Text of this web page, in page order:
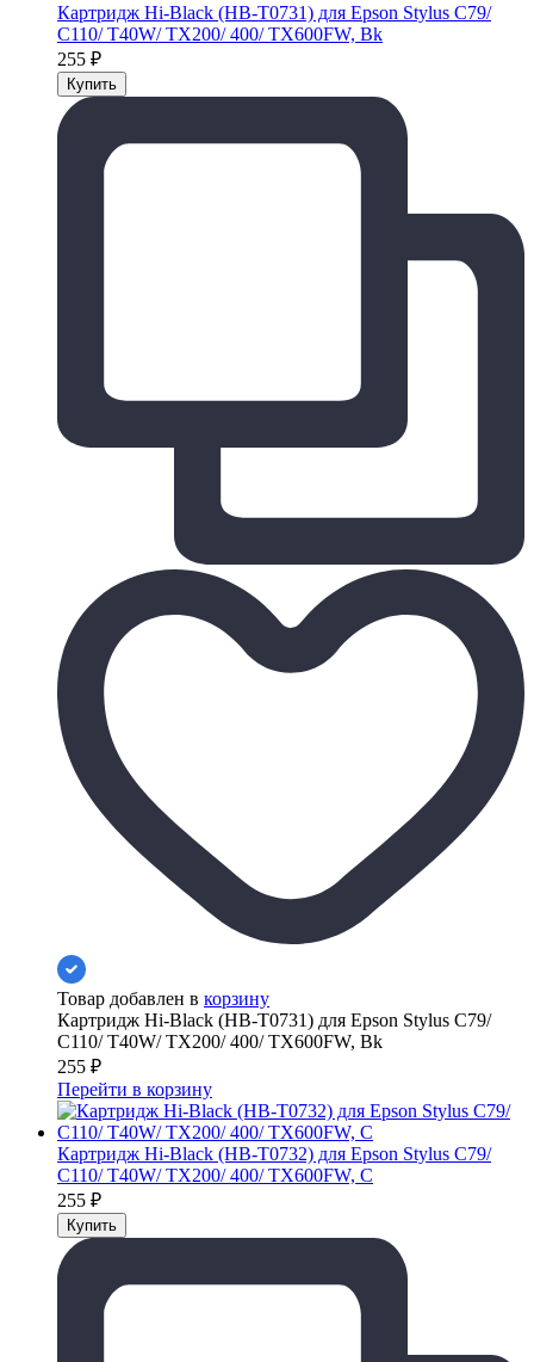
Картридж Hi-Black (HB-T0731) для Epson Stylus C79/
C110/ T40W/ TX200/ 400/ TX600FW, Bk
255 ₽
Товар добавлен в корзину
Картридж Hi-Black (HB-T0731) для Epson Stylus C79/
C110/ T40W/ TX200/ 400/ TX600FW, Bk
255 ₽
Перейти в корзину
Картридж Hi-Black (HB-T0732) для Epson Stylus C79/
C110/ T40W/ TX200/ 400/ TX600FW, C
255 ₽